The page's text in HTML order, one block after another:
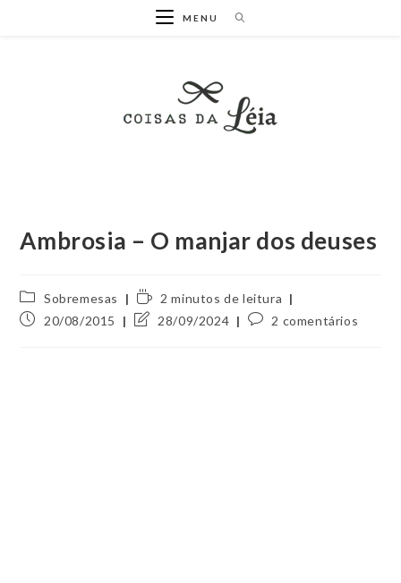
MENU
Ambrosia – O manjar dos deuses
Categoria
do
post:
Sobremesas
Tempo
de
leitura:
2 minutos de leitura
Post20/08/2015
Última28/09/2024
Comentários
2 comentários